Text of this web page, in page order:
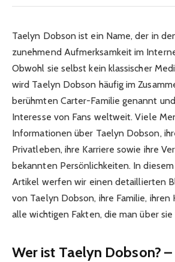
Taelyn Dobson ist ein Name, der in
zunehmend Aufmerksamkeit im
Obwohl sie selbst kein klassischer
wird Taelyn Dobson häufig im
berühmten Carter-Familie genannt
Interesse von Fans weltweit. Viele
Informationen über Taelyn Dobson,
Privatleben, ihre Karriere sowie ihre
bekannten Persönlichkeiten. In
Artikel werfen wir einen detaillierten
von Taelyn Dobson, ihre Familie, ihren
alle wichtigen Fakten, die man über
Wer ist Taelyn Dobson?